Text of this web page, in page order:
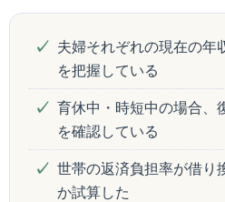
夫婦それぞれの現在の年
を把握している
育休中・時短中の場合、
を確認している
世帯の返済負担率が借り
か試算した